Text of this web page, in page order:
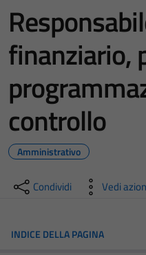
finanziario,
controllo
Amministrativo
Condividi Vedi
INDICE DELLA PAGINA